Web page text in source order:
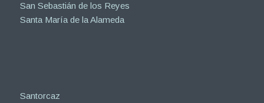
San Sebastián de los Reyes
Santa María de la Alameda
Santorcaz